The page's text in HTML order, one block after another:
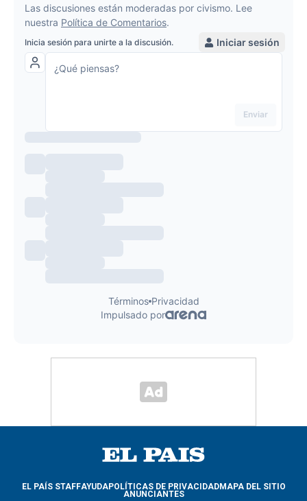
EL PAÍS STAFFAYUDAPOLÍTICAS DE PRIVACIDADMAPA DEL SITIO
ANUNCIANTES